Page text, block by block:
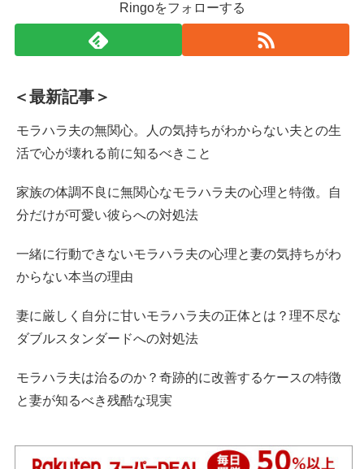
Ringoをフォローする
＜最新記事＞
モラハラ夫の無関心。人の気持ちがわからない夫との生
活で心が壊れる前に知るべきこと
家族の体調不良に無関心なモラハラ夫の心理と特徴。自
分だけが可愛い彼らへの対処法
一緒に行動できないモラハラ夫の心理と妻の気持ちがわ
からない本当の理由
妻に厳しく自分に甘いモラハラ夫の正体とは？理不尽な
ダブルスタンダードへの対処法
モラハラ夫は治るのか？奇跡的に改善するケースの特徴
と妻が知るべき残酷な現実